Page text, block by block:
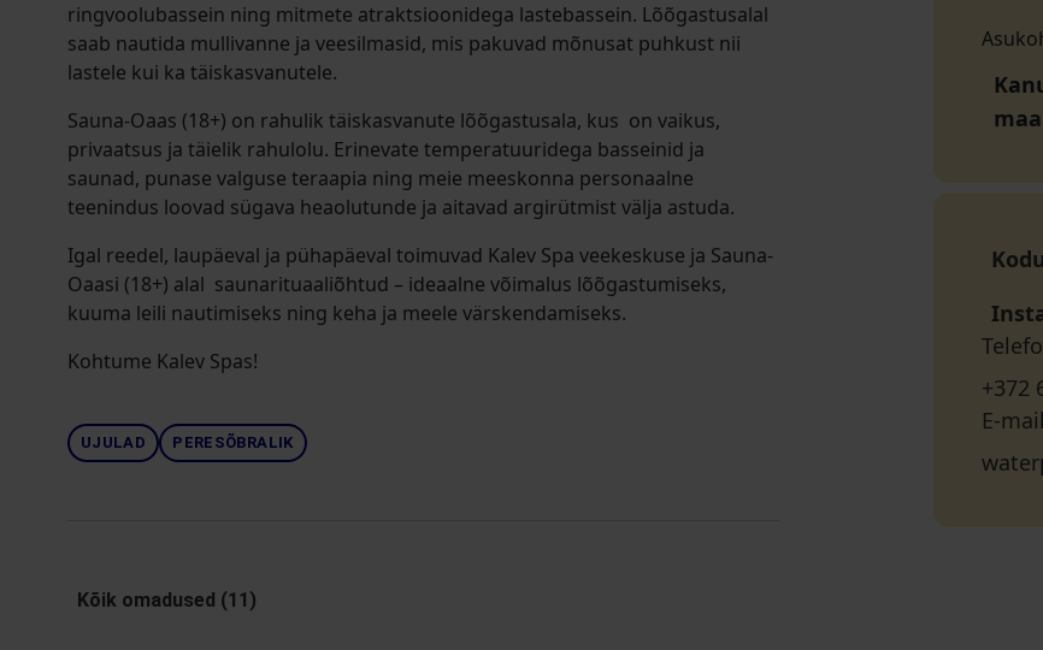
ringvoolubassein ning mitmete atraktsioonidega lastebassein. Lõõgastusalal
saab nautida mullivanne ja veesilmasid, mis pakuvad mõnusat puhkust nii
lastele kui ka täiskasvanutele.
Sauna-Oaas (18+) on rahulik täiskasvanute lõõgastusala, kus on vaikus,
privaatsus ja täielik rahulolu. Erinevate temperatuuridega basseinid ja
saunad, punase valguse teraapia ning meie meeskonna personaalne
teenindus loovad sügava heaolutunde ja aitavad argirütmist välja astuda.
Igal reedel, laupäeval ja pühapäeval toimuvad Kalev Spa veekeskuse ja Sauna-
Oaasi (18+) alal saunarituaaliõhtud – ideaalne võimalus lõõgastumiseks,
kuuma leili nautimiseks ning keha ja meele värskendamiseks.
Kohtume Kalev Spas!
UJULAD PERESÕBRALIK
Kõik omadused (11)
+372
E-mail